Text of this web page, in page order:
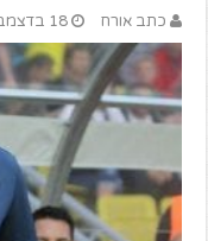
כתב אורח 18 בדצמבר 2019